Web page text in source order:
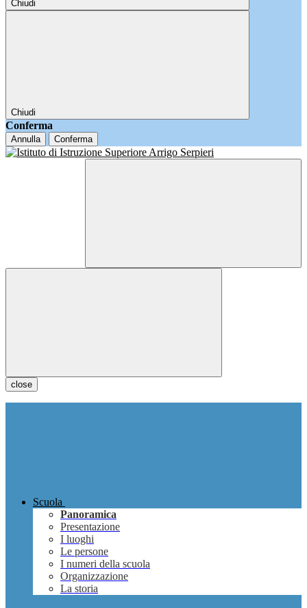
Chiudi
Chiudi
Conferma
Annulla Conferma
close
Scuola
Panoramica
Presentazione
I luoghi
Le persone
I numeri della scuola
Organizzazione
La storia